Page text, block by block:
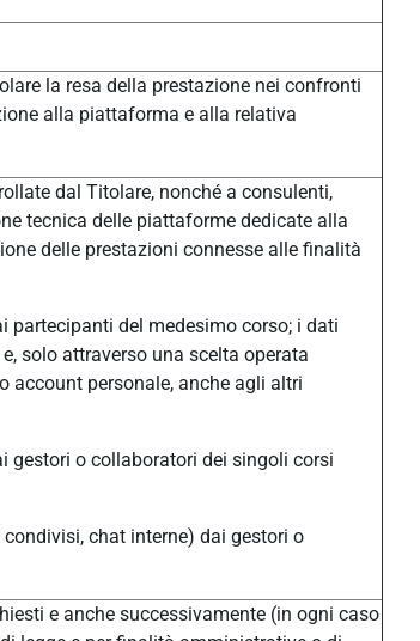
la resa della prestazione nei confronti
alla piattaforma e alla relativa
dal Titolare, nonché a consulenti,
tecnica delle piattaforme dedicate alla
delle prestazioni connesse alle finalità
partecipanti del medesimo corso; i dati
solo attraverso una scelta operata
account personale, anche agli altri
o collaboratori dei singoli corsi
chat interne) dai gestori o
e anche successivamente (in ogni caso